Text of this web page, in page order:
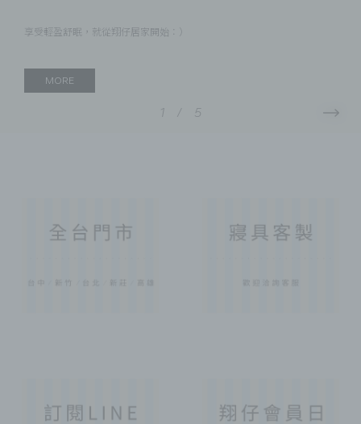
享受輕盈舒眠，就從翔仔居家開始：）
MORE
1 / 5